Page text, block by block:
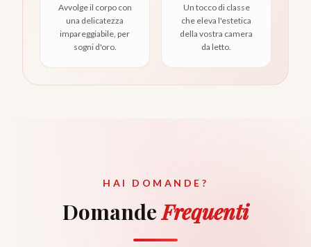
Avvolge il corpo con
una delicatezza
impareggiabile, per
sogni d'oro.
Un tocco di classe
che eleva l'estetica
della vostra camera
da letto.
HAI DOMANDE?
DomandeFrequenti